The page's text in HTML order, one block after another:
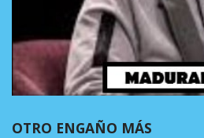
OTRO ENGAÑO MÁS